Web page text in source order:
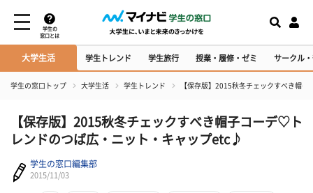
学生の
窓口とは
大学生活 学生トレンド 学生旅行 授業・履修・ゼミ サークル
学生の窓口トップ 大学生活 学生トレンド 【保存版】2015秋冬チェックすべき帽
【保存版】2015秋冬チェックすべき帽子コーデ♡ト
レンドのつば広・ニット・キャップetc♪
学生の窓口編集部
2015/11/03